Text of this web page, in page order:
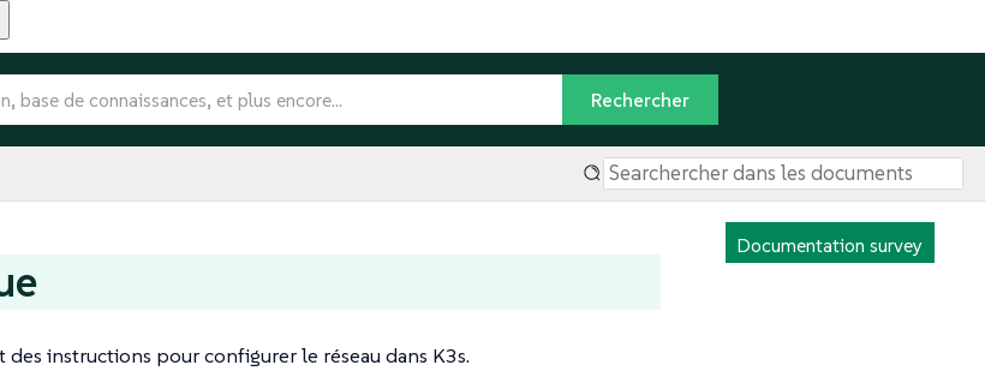
Documentation survey
instructions pour configurer le réseau dans K3s.